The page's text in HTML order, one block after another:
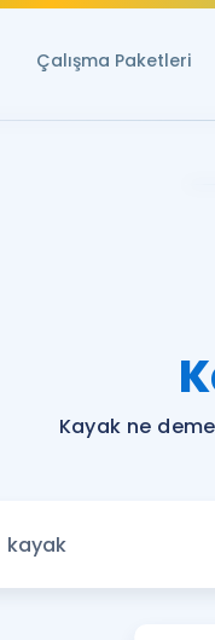
Çalışma Paketleri
Kayak ne